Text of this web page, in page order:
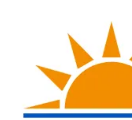
離婚と不動産売却で財産
家売却で財産分与する際
離婚時の不動産売却と財
財産分与で後悔しないた
離婚後に家を売却して現